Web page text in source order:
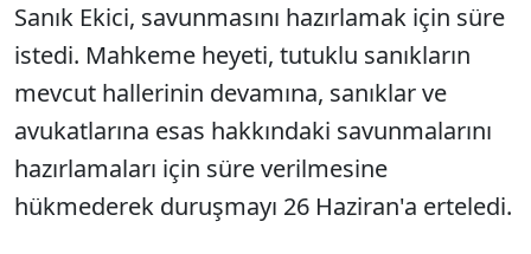
Sanık Ekici, savunmasını hazırlamak için süre
istedi. Mahkeme heyeti, tutuklu sanıkların
mevcut hallerinin devamına, sanıklar ve
avukatlarına esas hakkındaki savunmalarını
hazırlamaları için süre verilmesine
hükmederek duruşmayı 26 Haziran'a erteledi.